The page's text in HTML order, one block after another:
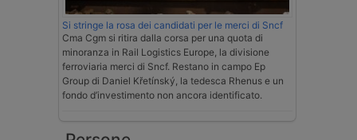
Si stringe la rosa dei candidati per le merci di Sncf
Cma Cgm si ritira dalla corsa per una quota di
minoranza in Rail Logistics Europe, la divisione
ferroviaria merci di Sncf. Restano in campo Ep
Group di Daniel Křetínský, la tedesca Rhenus e un
fondo d’investimento non ancora identificato.